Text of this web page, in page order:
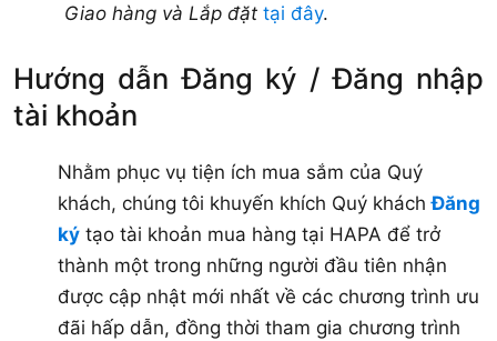
Giao hàng và Lắp đặt tại đây.
Hướng dẫn Đăng ký / Đăng nhập
tài khoản
Nhằm phục vụ tiện ích mua sắm của Quý
khách, chúng tôi khuyến khích Quý kháchĐăng
ký tạo tài khoản mua hàng tại HAPA để trở
thành một trong những người đầu tiên nhận
được cập nhật mới nhất về các chương trình ưu
đãi hấp dẫn, đồng thời tham gia chương trình